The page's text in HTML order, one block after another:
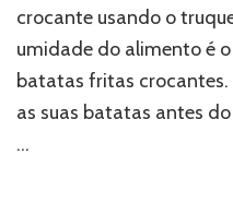
crocante usando o
umidade do alimento é
batatas fritas crocantes.
as suas batatas antes
…